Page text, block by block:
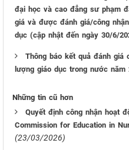
đại học và cao đẳng sư phạm
giá và được đánh giá/công
dục (cập nhật đến ngày 30/6/
Thông báo kết quả đánh
lượng giáo dục trong nước năm
Những tin cũ hơn
Quyết định công nhận hoạt
Commission for Education in
(23/03/2026)